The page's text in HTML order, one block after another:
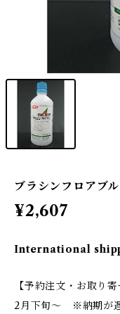
ブラシンフロア
¥2,607
International
【予約注文・お取り寄
2月下旬〜 ※納期が遅